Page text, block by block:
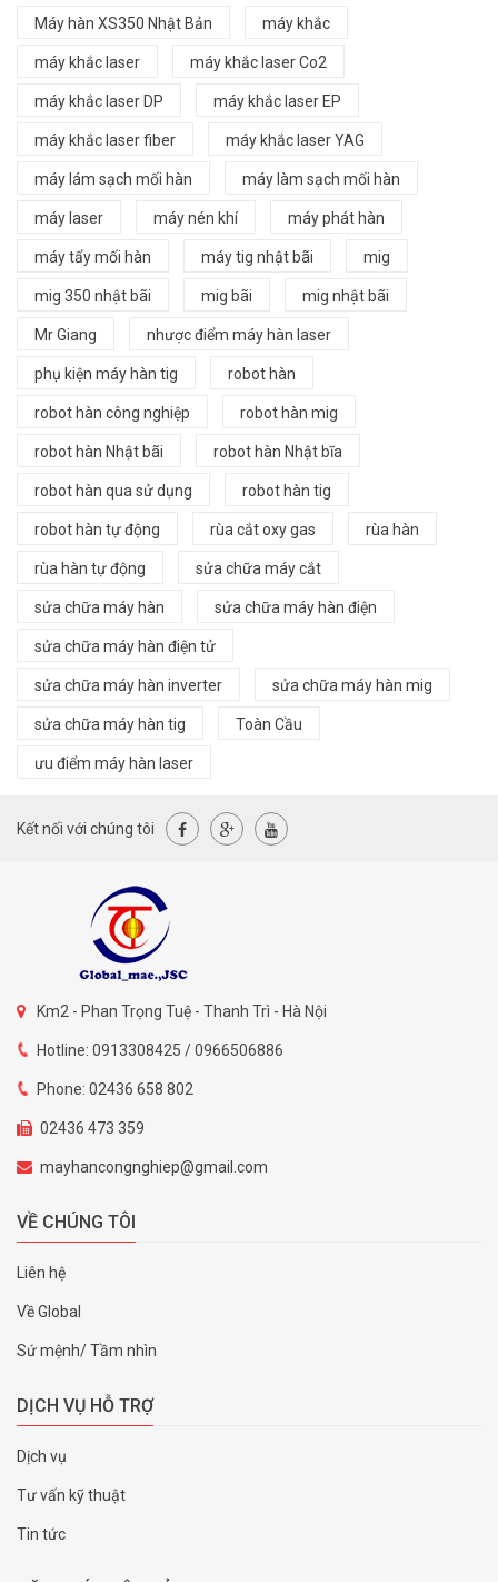
Máy hàn XS350 Nhật Bản máy khắc
máy khắc laser máy khắc laser Co2
máy khắc laser DP máy khắc laser EP
máy khắc laser fiber máy khắc laser YAG
máy lám sạch mối hàn máy làm sạch mối hàn
máy laser máy nén khí máy phát hàn
máy tẩy mối hàn máy tig nhật bãi mig
mig 350 nhật bãi mig bãi mig nhật bãi
Mr Giang nhược điểm máy hàn laser
phụ kiện máy hàn tig robot hàn
robot hàn công nghiệp robot hàn mig
robot hàn Nhật bãi robot hàn Nhật bĩa
robot hàn qua sử dụng robot hàn tig
robot hàn tự động rùa cắt oxy gas rùa hàn
rùa hàn tự động sửa chữa máy cắt
sửa chữa máy hàn sửa chữa máy hàn điện
sửa chữa máy hàn điện tử
sửa chữa máy hàn inverter sửa chữa máy hàn mig
sửa chữa máy hàn tig Toàn Cầu
ưu điểm máy hàn laser
Kết nối với chúng tôi
Km2 - Phan Trọng Tuệ - Thanh Trì - Hà Nội
Hotline: 0913308425 / 0966506886
Phone: 02436 658 802
02436 473 359
mayhancongnghiep@gmail.com
VỀ CHÚNG TÔI
Liên hệ
Về Global
Sứ mệnh/ Tầm nhìn
DỊCH VỤ HỖ TRỢ
Dịch vụ
Tư vấn kỹ thuật
Tin tức